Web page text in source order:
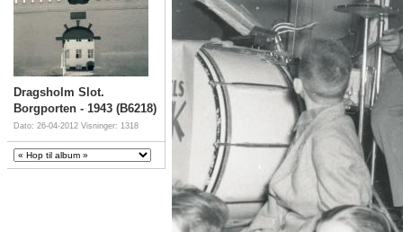
Dragsholm Slot.
Borgporten - 1943 (B6218)
Dato: 26-04-2012 Visninger: 1318